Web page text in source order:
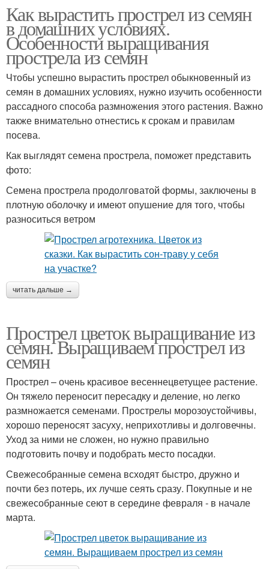
Как вырастить прострел из семян
в домашних условиях.
Особенности выращивания
прострела из семян
Чтобы успешно вырастить прострел обыкновенный из
семян в домашних условиях, нужно изучить особенности
рассадного способа размножения этого растения. Важно
также внимательно отнестись к срокам и правилам
посева.
Как выглядят семена прострела, поможет представить
фото:
Семена прострела продолговатой формы, заключены в
плотную оболочку и имеют опушение для того, чтобы
разноситься ветром
читать дальше →
Прострел цветок выращивание из
семян. Выращиваем прострел из
семян
Прострел – очень красивое весеннецветущее растение.
Он тяжело переносит пересадку и деление, но легко
размножается семенами. Прострелы морозоустойчивы,
хорошо переносят засуху, неприхотливы и долговечны.
Уход за ними не сложен, но нужно правильно
подготовить почву и подобрать место посадки.
Свежесобранные семена всходят быстро, дружно и
почти без потерь, их лучше сеять сразу. Покупные и не
свежесобранные сеют в середине февраля - в начале
марта.